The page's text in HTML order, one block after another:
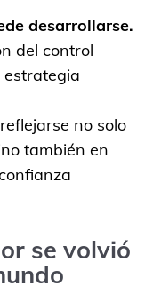
desarrollarse.
del control
no solo
también en
se volvió